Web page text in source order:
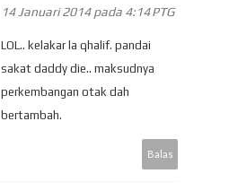
14 Januari 2014 pada 4:14 PTG
LOL.. kelakar la qhalif. pandai
sakat daddy die.. maksudnya
perkembangan otak dah
bertambah.
Balas